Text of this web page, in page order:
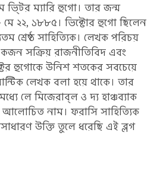
ভি্টর ম্যারি হুগো। তার জন্ম
মে ২২, ১৮৮৫। ভিক্টোর হুগো ছিলেন
শ্রেষ্ঠ সাহিত্যিক। লেখক পরিচয়
সক্রিয় রাজনীতিবিদ এবং
হুগোকে উনিশ শতকের সবচেয়ে
লেখক বলা হয়ে থাকে। তার
লে মিজেরাব্‌ল ও দ্য হাঞ্চব্যাক
নাম। ফরাসি সাহিত্যিক
উক্তি তুলে ধরেছি এই ব্লগ